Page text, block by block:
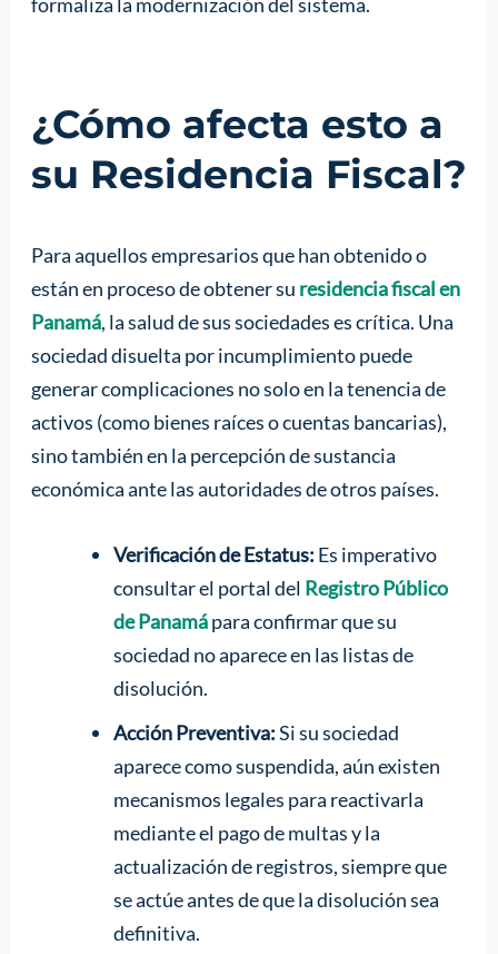
¿Cómo afecta esto a
su Residencia Fiscal?
Para aquellos empresarios que han obtenido o
están en proceso de obtener su residencia fiscal en
Panamá, la salud de sus sociedades es crítica. Una
sociedad disuelta por incumplimiento puede
generar complicaciones no solo en la tenencia de
activos (como bienes raíces o cuentas bancarias),
sino también en la percepción de sustancia
económica ante las autoridades de otros países.
Verificación de Estatus: Es imperativo
consultar el portal del Registro Público
de Panamápara confirmar que su
sociedad no aparece en las listas de
disolución.
Acción Preventiva:Si su sociedad
aparece como suspendida, aún existen
mecanismos legales para reactivarla
mediante el pago de multas y la
actualización de registros, siempre que
se actúe antes de que la disolución sea
definitiva.